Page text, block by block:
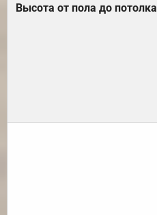
Высота от пола до потолка